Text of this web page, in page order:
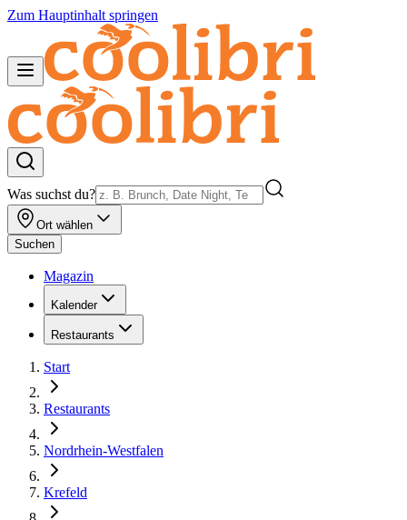
Zum Hauptinhalt springen
Was suchst du?
Ort wählen
Suchen
Magazin
Kalender
Restaurants
Start
Restaurants
Nordrhein-Westfalen
Krefeld